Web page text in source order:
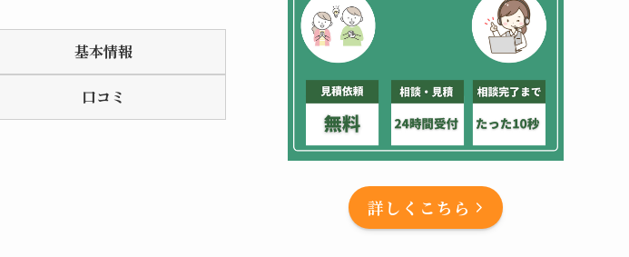
基本情報
口コミ
詳しくこちら